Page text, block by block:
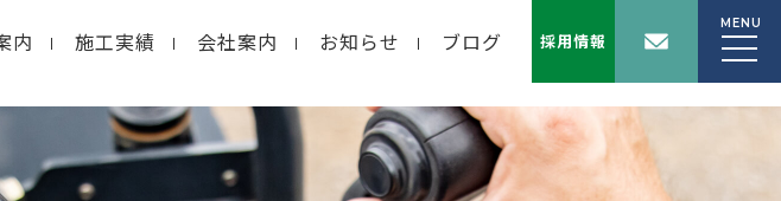
内 施工実績 会社案内 お知らせ ブログ 採用情報
MENU
public_html/wp-